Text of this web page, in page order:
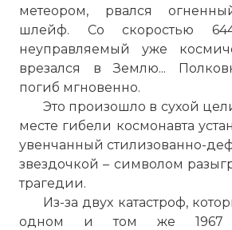
метеором, рвался
шлейф. Со скоростью
неуправляемый уже
врезался в Землю...
погиб мгновенно.
Это произошло в сухой
месте гибели космонавта
увенчанный стилизованно-
звездочкой – символом
трагедии.
Из-за двух катастроф,
одном и том же 1967